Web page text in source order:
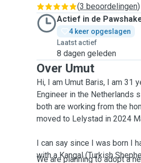
(3 beoordelingen)
Actief in de
4 keer opgeslagen
Laatst actief
8 dagen geleden
Over Umut
Hi, I am Umut Baris, I am 31
Engineer in the Netherlands
both are working from the
moved to Lelystad in 2024
I can say since I was born I
with a Kangal (Turkish
We are planning to adopt a